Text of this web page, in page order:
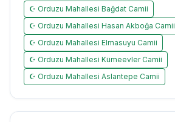
☪ Orduzu Mahallesi Bağdat Camii
☪ Orduzu Mahallesi Hasan Akboğa Camii
☪ Orduzu Mahallesi Elmasuyu Camii
☪ Orduzu Mahallesi Kümeevler Camii
☪ Orduzu Mahallesi Aslantepe Camii